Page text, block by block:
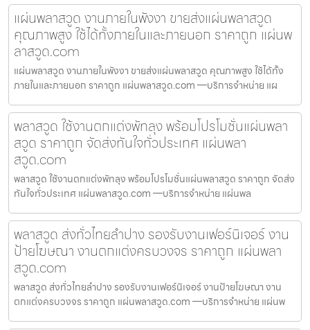
แผ่นพลาสวูด งานภายในพังงา ขายส่งแผ่นพลาสวูด
คุณภาพสูง ใช้ได้ทั้งภายในและภายนอก ราคาถูก แผ่นพ
ลาสวูด.com
แผ่นพลาสวูด งานภายในพังงา ขายส่งแผ่นพลาสวูด คุณภาพสูง ใช้ได้ทั้ง
ภายในและภายนอก ราคาถูก แผ่นพลาสวูด.com —บริการจำหน่าย แผ
พลาสวูด ใช้งานตกแต่งพัทลุง พร้อมโปรโมชั่นแผ่นพลา
สวูด ราคาถูก จัดส่งทันใจทั่วประเทศ แผ่นพลา
สวูด.com
พลาสวูด ใช้งานตกแต่งพัทลุง พร้อมโปรโมชั่นแผ่นพลาสวูด ราคาถูก จัดส่ง
ทันใจทั่วประเทศ แผ่นพลาสวูด.com —บริการจำหน่าย แผ่นพล
พลาสวูด ส่งทั่วไทยลำปาง รองรับงานเฟอร์นิเจอร์ งาน
ป้ายโฆษณา งานตกแต่งครบวงจร ราคาถูก แผ่นพลา
สวูด.com
พลาสวูด ส่งทั่วไทยลำปาง รองรับงานเฟอร์นิเจอร์ งานป้ายโฆษณา งาน
ตกแต่งครบวงจร ราคาถูก แผ่นพลาสวูด.com —บริการจำหน่าย แผ่นพ